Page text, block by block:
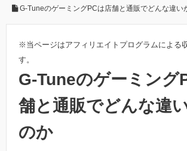
G-TuneのゲーミングPCは店舗と通販でどんな違い
※当ページはアフィリエイトプログラムによる
す。
G-Tuneのゲーミング
舗と通販でどんな違
のか